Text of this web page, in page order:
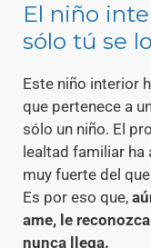
El niño
sólo tú se
Este niño interior
que pertenece a
sólo un niño. El
lealtad familiar ha
muy fuerte del
Es por eso que,
ame, le
nunca llega.